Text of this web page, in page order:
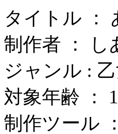
タイトル ：
制作者 ： し
ジャンル :
対象年齢 ：
制作ツール